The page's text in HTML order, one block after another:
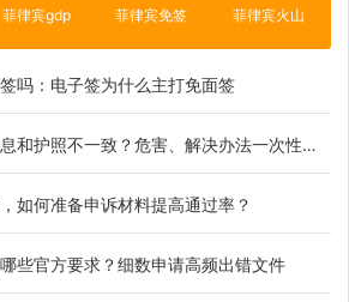
菲律宾gdp 菲律宾免签 菲律宾火山
吗：电子签为什么主打免面签
护照不一致？危害、解决办法一次性讲透
如何准备申诉材料提高通过率？
些官方要求？细数申请高频出错文件